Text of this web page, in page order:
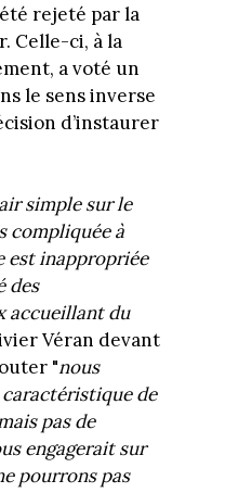
rejeté par la
Celle-ci, à la
a voté un
le sens inverse
d’instaurer
simple sur le
compliquée à
est inappropriée
des
accueillant du
Véran devant
"nous
de
pas de
engagerait sur
pourrons pas